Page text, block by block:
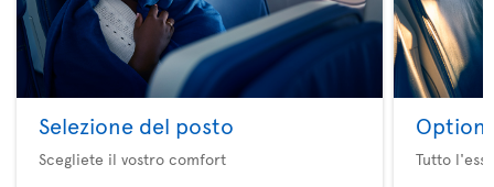
Selezione del posto
Scegliete il vostro comfort
Option
Tutto